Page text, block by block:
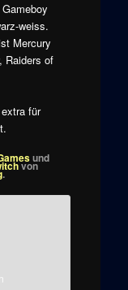
weiss.
Mercury
Raiders of
für
und
von
.